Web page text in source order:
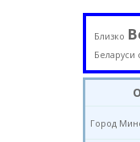
Близко
Беларуси
Город